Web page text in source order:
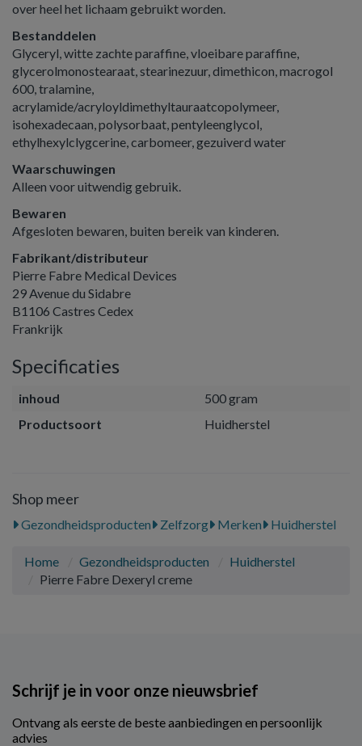
over heel het lichaam gebruikt worden.
Bestanddelen
Glyceryl, witte zachte paraffine, vloeibare paraffine,
glycerolmonostearaat, stearinezuur, dimethicon, macrogol
600, tralamine,
acrylamide/acryloyldimethyltauraatcopolymeer,
isohexadecaan, polysorbaat, pentyleenglycol,
ethylhexylclygcerine, carbomeer, gezuiverd water
Waarschuwingen
Alleen voor uitwendig gebruik.
Bewaren
Afgesloten bewaren, buiten bereik van kinderen.
Fabrikant/distributeur
Pierre Fabre Medical Devices
29 Avenue du Sidabre
B1106 Castres Cedex
Frankrijk
Specificaties
inhoud
500 gram
Productsoort
Huidherstel
Shop meer
Gezondheidsproducten Zelfzorg Merken Huidherstel
Home Gezondheidsproducten
Huidherstel
Pierre Fabre Dexeryl creme
Schrijf je in voor onze nieuwsbrief
Ontvang als eerste de beste aanbiedingen en persoonlijk
advies